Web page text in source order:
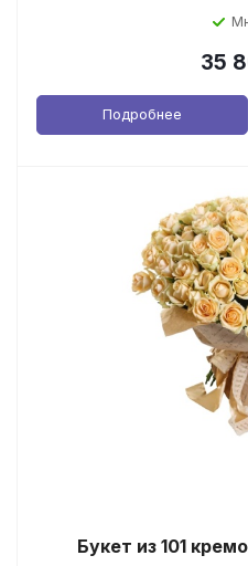
35
Подробнее
Букет из 101